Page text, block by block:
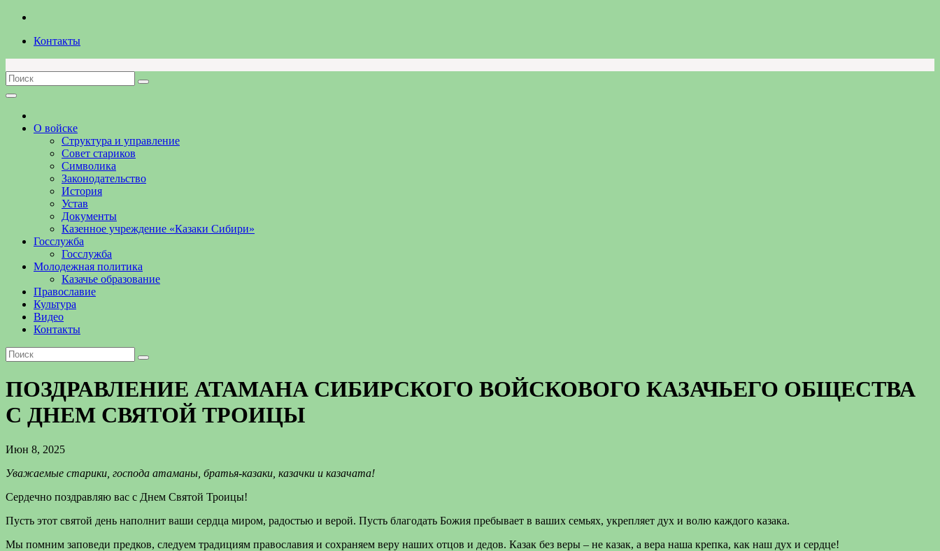
Перейти
содержимому
Контакты
О войске
Структура и управление
Совет стариков
Символика
Законодательство
История
Устав
Документы
Казенное учреждение «Казаки Сибири»
Госслужба
Госслужба
Молодежная политика
Казачье образование
Православие
Культура
Видео
Контакты
ПОЗДРАВЛЕНИЕ АТАМАНА СИБИРСКОГО ВОЙСКОВОГО КАЗАЧЬЕГО ОБЩЕСТВА
С ДНЕМ СВЯТОЙ ТРОИЦЫ
Июн 8, 2025
Уважаемые старики, господа атаманы, братья-казаки, казачки и казачата!
Сердечно поздравляю вас с Днем Святой Троицы!
Пусть этот святой день наполнит ваши сердца миром, радостью и верой. Пусть благодать Божия пребывает в ваших семьях, укрепляет дух и волю каждого казака.
Мы помним заповеди предков, следуем традициям православия и сохраняем веру наших отцов и дедов. Казак без веры – не казак, а вера наша крепка, как наш дух и сердце!